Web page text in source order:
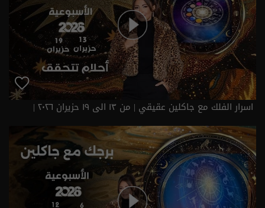
اسرار الفلك مع جاكلين عقيقي | من ١٣ الى ١٩ حزيران ٢٠٢٦ |
2026